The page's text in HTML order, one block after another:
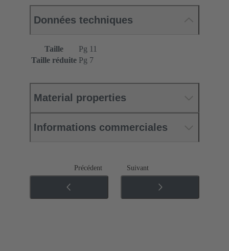
Données techniques
Taille
Pg 11
Taille réduite Pg 7
Material properties
Informations commerciales
Précédent Suivant